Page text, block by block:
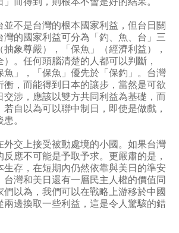
並不是台灣的根本國家利益，但台日關
灣的國家利益可分為「釣、魚、台」三
象尊嚴），「保魚」（經濟利益），
）。任何頭腦清楚的人都可以判斷，
魚」，「保魚」優先於「保釣」。台灣
衝，而能得到日本的讓步，當然是可欲
交涉，應該以雙方共同利益為基礎，而
自以為可以聯中制日，即使是做戲，
。
外交上接受被動處境的小國。如果台灣
應不可能是予取予求。更嚴肅的是，
生存，在短期內仍然依靠與美日的準安
灣和美日還有一層民主人權的價值同
們以為，我們可以在戰略上游移於中國
兩邊換取一些利益，這是令人驚駭的錯